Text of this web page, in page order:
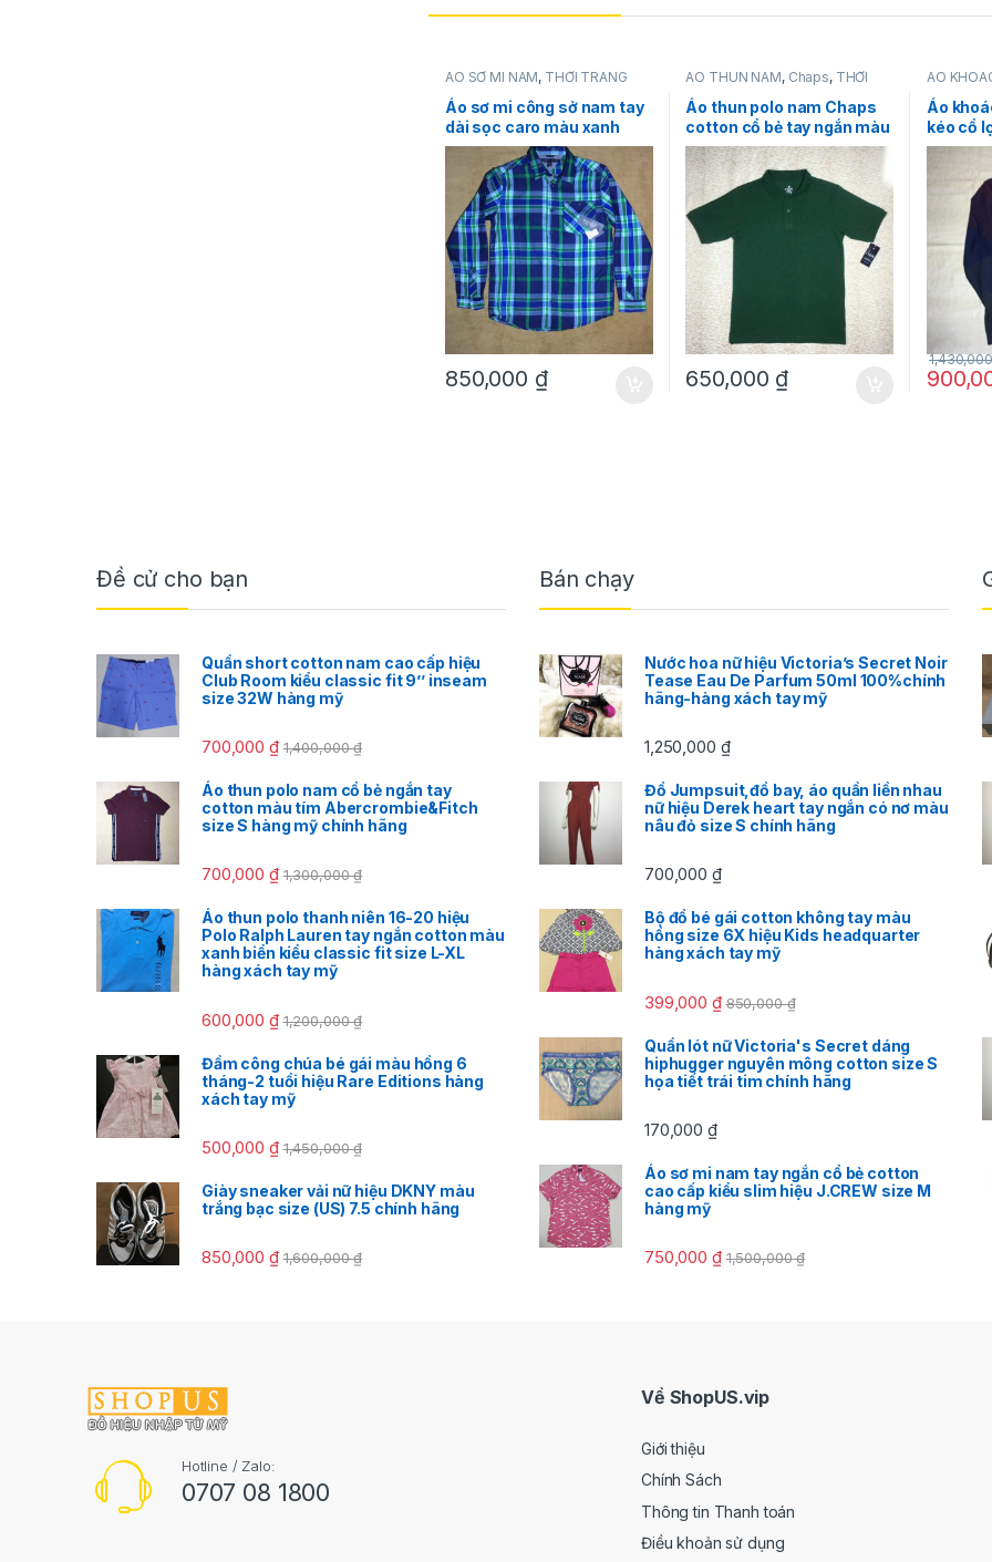
ÁO SƠ MI NAM, THỜI TRANG
Áo sơ mi công sở nam tay
dài sọc caro màu xanh
Tommy Hilfiger size L
850,000 ₫
ÁO THUN NAM, Chaps, THỜI
Áo thun polo nam Chaps
cotton cổ bẻ tay ngắn màu
xanh nước biển size L
650,000 ₫
ÁO
Áo
kéo cổ
rượu
Đề cử cho bạn
Quần short cotton nam cao cấp hiệu
Club Room kiểu classic fit 9’’ inseam
size 32W hàng mỹ
700,000 ₫ 1,400,000₫
Áo thun polo nam cổ bẻ ngắn tay
cotton màu tím Abercrombie&Fitch
size S hàng mỹ chính hãng
700,000 ₫ 1,300,000₫
Áo thun polo thanh niên 16-20 hiệu
Polo Ralph Lauren tay ngắn cotton màu
xanh biển kiểu classic fit size L-XL
hàng xách tay mỹ
600,000 ₫ 1,200,000₫
Đầm công chúa bé gái màu hồng 6
tháng-2 tuổi hiệu Rare Editions hàng
xách tay mỹ
500,000 ₫ 1,450,000₫
Giày sneaker vải nữ hiệu DKNY màu
trắng bạc size (US) 7.5 chính hãng
850,000 ₫ 1,600,000₫
Bán chạy
Nước hoa nữ hiệu Victoria’s Secret Noir
Tease Eau De Parfum 50ml 100%chính
hãng-hàng xách tay mỹ
1,250,000 ₫
Đồ Jumpsuit,đồ bay, áo quần liền nhau
nữ hiệu Derek heart tay ngắn có nơ màu
nâu đỏ size S chính hãng
700,000 ₫
Bộ đồ bé gái cotton không tay màu
hồng size 6X hiệu Kids headquarter
hàng xách tay mỹ
399,000 ₫ 850,000₫
Quần lót nữ Victoria's Secret dáng
hiphugger nguyên mông cotton size S
họa tiết trái tim chính hãng
170,000 ₫
Áo sơ mi nam tay ngắn cổ bẻ cotton
cao cấp kiểu slim hiệu J.CREW size M
hàng mỹ
750,000 ₫ 1,500,000₫
Hotline / Zalo:
0707 08 1800
Về ShopUS.vip
Giới thiệu
Chính Sách
Thông tin Thanh toán
Điều khoản sử dụng